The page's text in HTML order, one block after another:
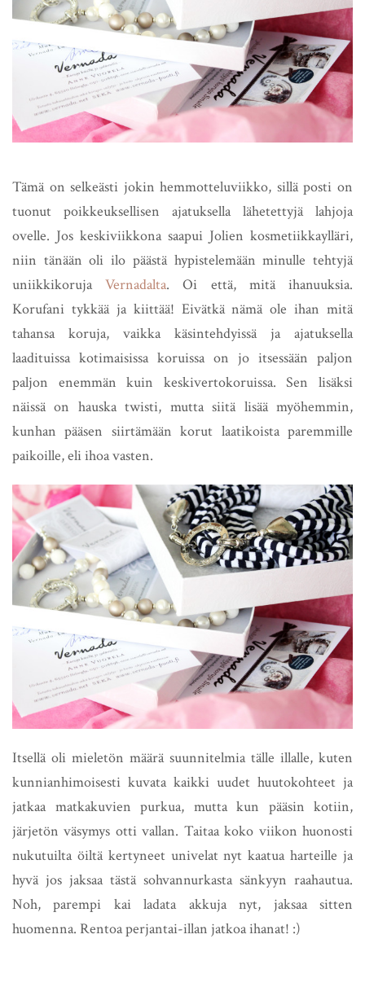
Tämä on selkeästi jokin hemmotteluviikko, sillä posti on
tuonut poikkeuksellisen ajatuksella lähetettyjä lahjoja
ovelle. Jos keskiviikkona saapui Jolien kosmetiikkaylläri,
niin tänään oli ilo päästä hypistelemään minulle tehtyjä
uniikkikorujaVernadalta. Oi että, mitä ihanuuksia.
Korufani tykkää ja kiittää! Eivätkä nämä ole ihan mitä
tahansa koruja, vaikka käsintehdyissä ja ajatuksella
laadituissa kotimaisissa koruissa on jo itsessään paljon
paljon enemmän kuin keskivertokoruissa. Sen lisäksi
näissä on hauska twisti, mutta siitä lisää myöhemmin,
kunhan pääsen siirtämään korut laatikoista paremmille
paikoille, eli ihoa vasten.
Itsellä oli mieletön määrä suunnitelmia tälle illalle, kuten
kunnianhimoisesti kuvata kaikki uudet huutokohteet ja
jatkaa matkakuvien purkua, mutta kun pääsin kotiin,
järjetön väsymys otti vallan. Taitaa koko viikon huonosti
nukutuilta öiltä kertyneet univelat nyt kaatua harteille ja
hyvä jos jaksaa tästä sohvannurkasta sänkyyn raahautua.
Noh, parempi kai ladata akkuja nyt, jaksaa sitten
huomenna. Rentoa perjantai-illan jatkoa ihanat! :)